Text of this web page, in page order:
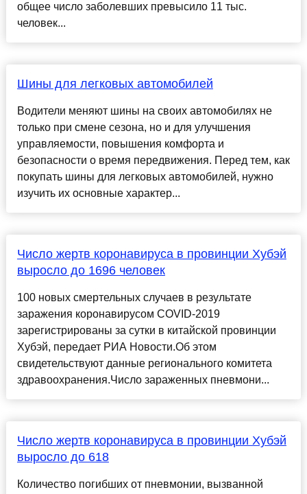
общее число заболевших превысило 11 тыс.
человек...
Шины для легковых автомобилей
Водители меняют шины на своих автомобилях не
только при смене сезона, но и для улучшения
управляемости, повышения комфорта и
безопасности о время передвижения. Перед тем, как
покупать шины для легковых автомобилей, нужно
изучить их основные характер...
Число жертв коронавируса в провинции Хубэй
выросло до 1696 человек
100 новых смертельных случаев в результате
заражения коронавирусом COVID-2019
зарегистрированы за сутки в китайской провинции
Хубэй, передает РИА Новости.Об этом
свидетельствуют данные регионального комитета
здравоохранения.Число зараженных пневмони...
Число жертв коронавируса в провинции Хубэй
выросло до 618
Количество погибших от пневмонии, вызванной